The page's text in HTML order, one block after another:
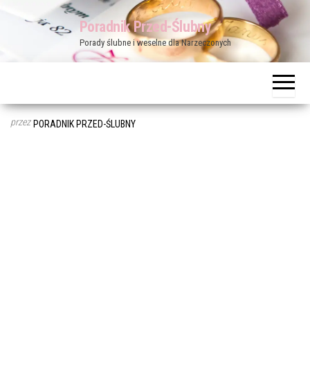
Poradnik Przed-Ślubny
Porady ślubne i weselne dla Narzeczonych
przez PORADNIK PRZED-ŚLUBNY